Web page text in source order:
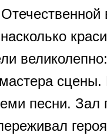
сцены.
песни. Зал